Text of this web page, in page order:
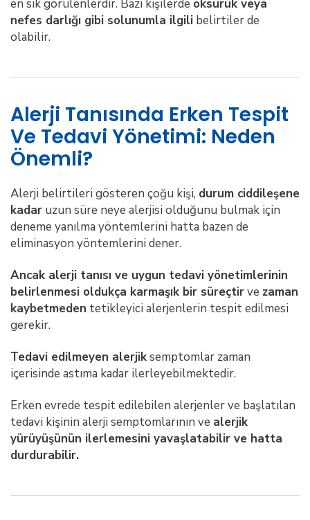
en sık görülenlerdir. Bazı kişilerde öksürük veya
nefes darlığı gibi solunumla ilgili belirtiler de
olabilir.
Alerji Tanısında Erken Tespit
Ve Tedavi Yönetimi: Neden
Önemli?
Alerji belirtileri gösteren çoğu kişi, durum ciddileşene
kadar uzun süre neye alerjisi olduğunu bulmak için
deneme yanılma yöntemlerini hatta bazen de
eliminasyon yöntemlerini dener.
Ancak alerji tanısı ve uygun tedavi yönetimlerinin
belirlenmesi oldukça karmaşık bir süreçtirve zaman
kaybetmeden tetikleyici alerjenlerin tespit edilmesi
gerekir.
Tedavi edilmeyen alerjiksemptomlar zaman
içerisinde astıma kadar ilerleyebilmektedir.
Erken evrede tespit edilebilen alerjenler ve başlatılan
tedavi kişinin alerji semptomlarının ve alerjik
yürüyüşünün ilerlemesini yavaşlatabilir ve hatta
durdurabilir.